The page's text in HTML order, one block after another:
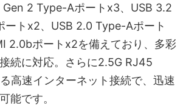
2 Type-Aポートx3、USB 3.2
ートx2、USB 2.0 Type-Aポート
2.0bポートx2を備えており、多彩
続に対応。さらに2.5G RJ45
高速インターネット接続で、迅速
能です。